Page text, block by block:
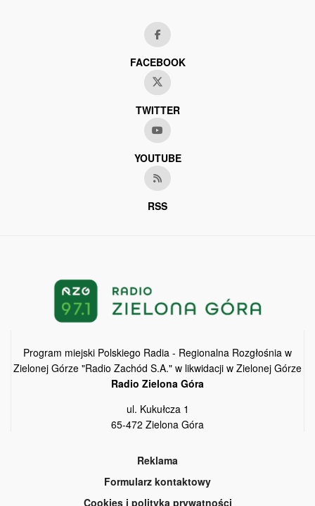
FACEBOOK
TWITTER
YOUTUBE
RSS
Program miejski Polskiego Radia - Regionalna Rozgłośnia w
Zielonej Górze "Radio Zachód S.A." w likwidacji w Zielonej Górze
Radio Zielona Góra
ul. Kukułcza 1
65-472 Zielona Góra
Reklama
Formularz kontaktowy
Cookies i polityka prywatności